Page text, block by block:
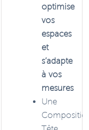
optimise
vos
espaces
et
s’adapte
à vos
mesures
Une